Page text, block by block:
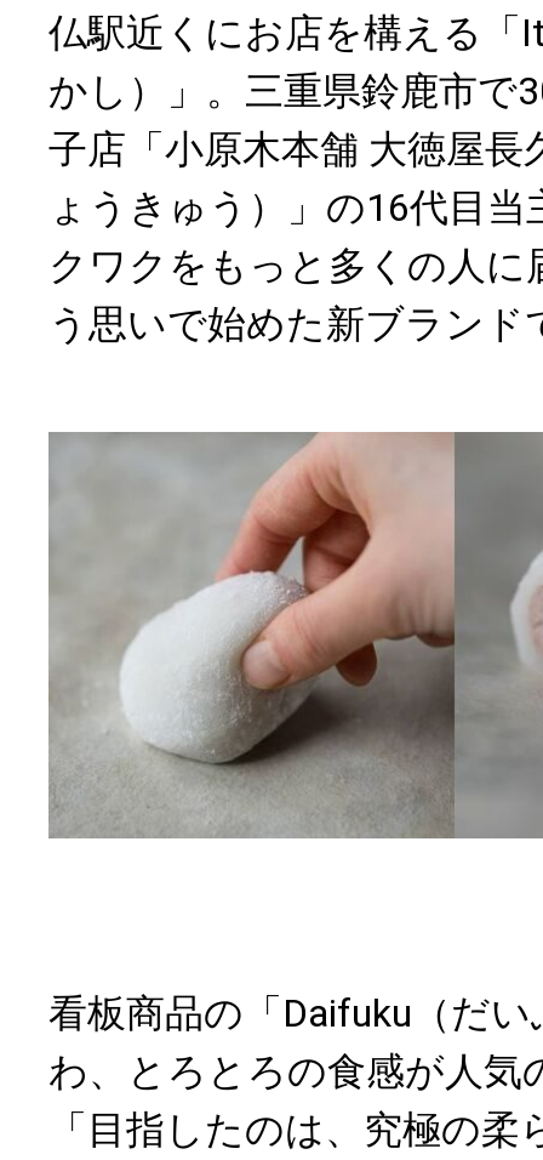
仏駅近くにお店を構える「
かし）」。三重県鈴鹿市で
子店「小原木本舗 大徳屋
ょうきゅう）」の16代目
クワクをもっと多くの人に
う思いで始めた新ブランド
看板商品の「Daifuku（だ
わ、とろとろの食感が人気
「目指したのは、究極の